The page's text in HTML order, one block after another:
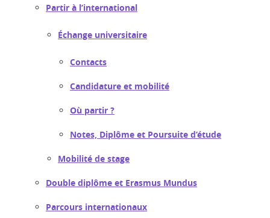
Partir à l’international
Échange universitaire
Contacts
Candidature et mobilité
Où partir ?
Notes, Diplôme et Poursuite d’étude
Mobilité de stage
Double diplôme et Erasmus Mundus
Parcours internationaux